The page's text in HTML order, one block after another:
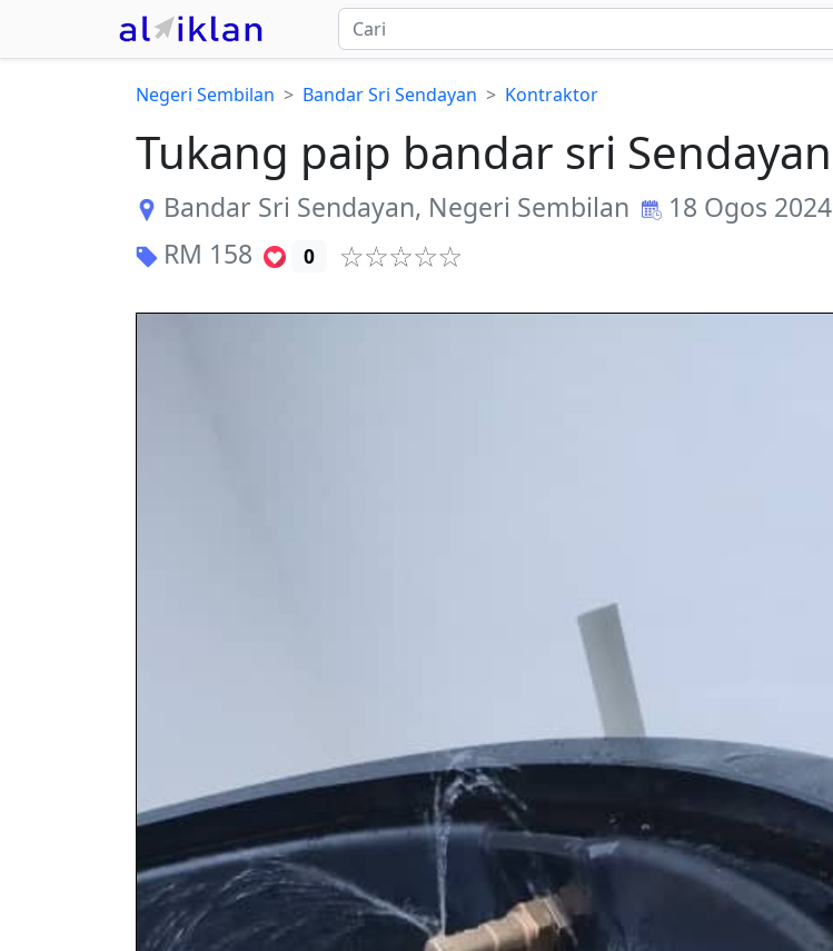
Negeri Sembilan Bandar Sri Sendayan Kontraktor
Tukang paip bandar sri Sendayan
Bandar Sri Sendayan, Negeri Sembilan
18 Ogos 2024
RM 158 0